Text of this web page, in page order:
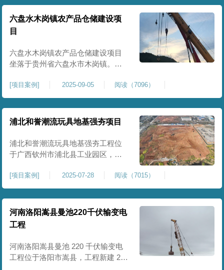
为场地地基处理，处理总面积约 5
万平方米，采用强夯加固施工工
艺，通过全场地强夯提升地基承载
力、消除不均匀沉降，满足围网区
后续建（构）筑物及重型作业场地
使
六盘水木岗镇农产品仓储建设项
目
六盘水木岗镇农产品仓储建设项目
坐落于贵州省六盘水市木岗镇。场
房、分拣车间、配套附属用房等设
施。项目原始场地为新建建设用
地，土层分布不均、土体松散、天
然固结程度较低，地基整体承载力
筑需长期承受货物堆放荷载，对地
基沉降稳定性、整体密实度要求较
[项目案例] 2025-09-05 阅读（7096）
浦北和誉潮流玩具地基强夯项目
浦北和誉潮流玩具地基强夯工程位
于广西钦州市浦北县工业园区，场
公及生活附属设施。原始场地为新
建园区待开发地块，土体回填不
均、土质松散、固结度不足，场地
承载力与整体均匀性较差，若直接
施工易出现地基不均匀沉降、地面
开裂、墙体变形等质量问题，无法
满足工业厂房长期荷载及规范建设
标
[项目案例] 2025-07-28 阅读（7015）
河南洛阳嵩县曼池220千伏输变电
工程
河南洛阳嵩县曼池 220 千伏输变电
工程位于洛阳市嵩县，工程新建 220